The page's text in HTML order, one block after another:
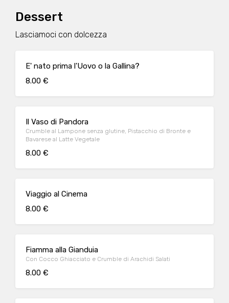
Dessert
Lasciamoci con dolcezza
E' nato prima l'Uovo o la Gallina?
8.00 €
Il Vaso di Pandora
Crumble al Lampone senza glutine, Pistacchio di Bronte e
Bavarese al Latte Vegetale
8.00 €
Viaggio al Cinema
8.00 €
Fiamma alla Gianduia
Con Cocco Ghiacciato e Crumble di Arachidi Salati
8.00 €